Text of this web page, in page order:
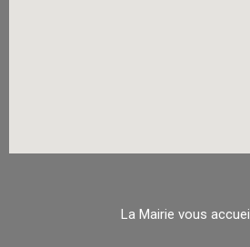
La Mairie vous